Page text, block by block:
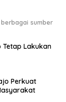
sumber
Tetap Lakukan
Perkuat